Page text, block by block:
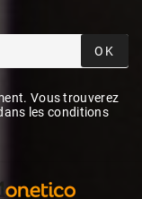
OK
Vous trouverez
les conditions